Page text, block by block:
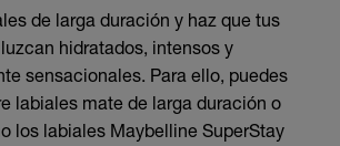
de larga duración y haz que tus
hidratados, intensos y
sensacionales. Para ello, puedes
labiales mate de larga duración o
los labiales Maybelline SuperStay